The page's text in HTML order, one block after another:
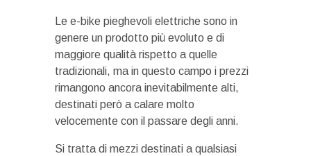
Le e-bike pieghevoli elettriche sono in
genere un prodotto più evoluto e di
maggiore qualità rispetto a quelle
tradizionali, ma in questo campo i prezzi
rimangono ancora inevitabilmente alti,
destinati però a calare molto
velocemente con il passare degli anni.
Si tratta di mezzi destinati a qualsiasi